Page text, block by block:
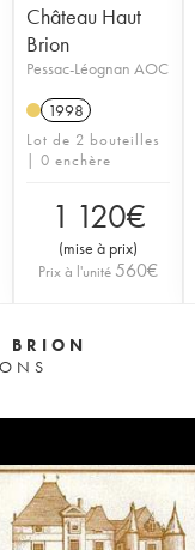
Château Haut
Brion
Pessac-Léognan AOC
1998
Lot de 2 bouteilles
| 0 enchère
1 120€
(mise à prix)
Prix à l'unité 560€
BRION